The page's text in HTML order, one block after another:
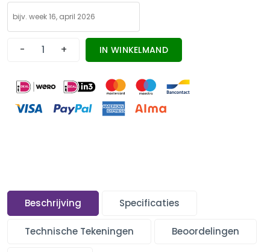
- + IN WINKELMAND
Beschrijving Specificaties
Technische Tekeningen Beoordelingen